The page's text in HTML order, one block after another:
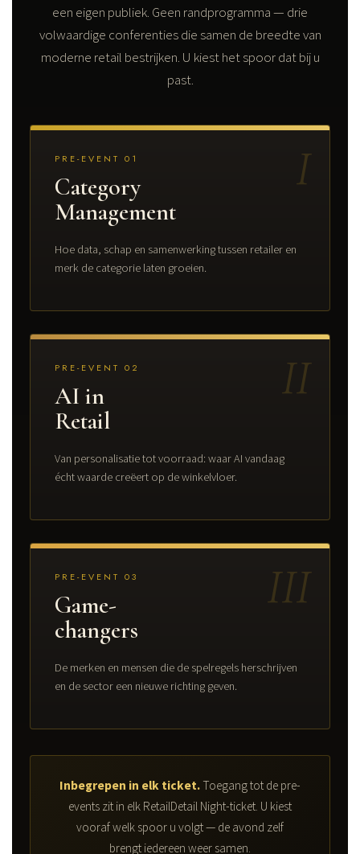
een eigen publiek. Geen randprogramma — drie
volwaardige conferenties die samen de breedte van
moderne retail bestrijken. U kiest het spoor dat bij u
past.
I
PRE-EVENT 01
Category
Management
Hoe data, schap en samenwerking tussen retailer en
merk de categorie laten groeien.
II
PRE-EVENT 02
AI in
Retail
Van personalisatie tot voorraad: waar AI vandaag
écht waarde creëert op de winkelvloer.
III
PRE-EVENT 03
Game-
changers
De merken en mensen die de spelregels herschrijven
en de sector een nieuwe richting geven.
Inbegrepen in elk ticket. Toegang tot de pre-
events zit in elk RetailDetail Night-ticket. U kiest
vooraf welk spoor u volgt — de avond zelf
brengt iedereen weer samen.